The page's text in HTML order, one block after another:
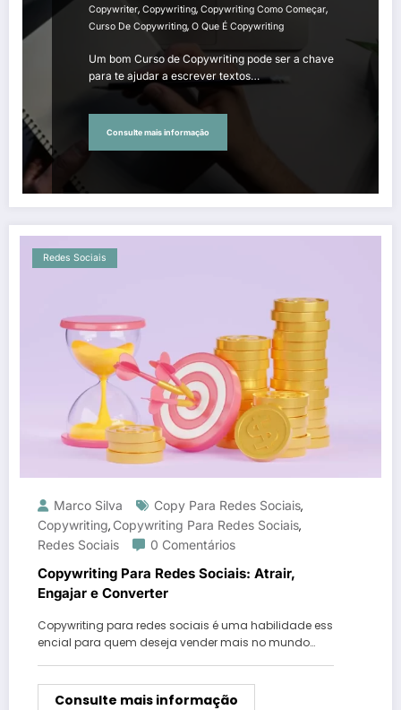
Copywriter, Copywriting, Copywriting Como Começar,
Curso De Copywriting, O Que É Copywriting
Um bom Curso de Copywriting pode ser a chave
para te ajudar a escrever textos…
Consulte mais informação
Redes Sociais
Marco Silva Copy Para Redes Sociais,
Copywriting, Copywriting Para Redes Sociais,
Redes Sociais
0 Comentários
Copywriting Para Redes Sociais: Atrair,
Engajar e Converter
Copywriting para redes sociais é uma habilidade ess
encial para quem deseja vender mais no mundo…
Consulte mais informação